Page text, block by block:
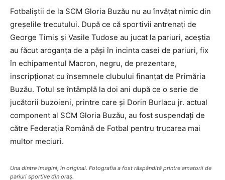
Fotbaliştii de la SCM Gloria Buzău nu au învăţat nimic din
greşelile trecutului. După ce că sportivii antrenaţi de
George Timiş şi Vasile Tudose au jucat la pariuri, aceştia
au făcut aroganţa de a păşi în incinta casei de pariuri, fix
în echipamentul Macron, negru, de prezentare,
inscripţionat cu însemnele clubului finanţat de Primăria
Buzău. Totul se întâmplă la doi ani după ce o serie de
jucătorii buzoieni, printre care şi Dorin Burlacu jr. actual
component al SCM Gloria Buzău, au fost suspendaţi de
către Federaţia Română de Fotbal pentru trucarea mai
multor meciuri.
Una dintre imagini, în original. Fotografia a fost răspândită printre amatorii de
pariuri sportive din oraş.